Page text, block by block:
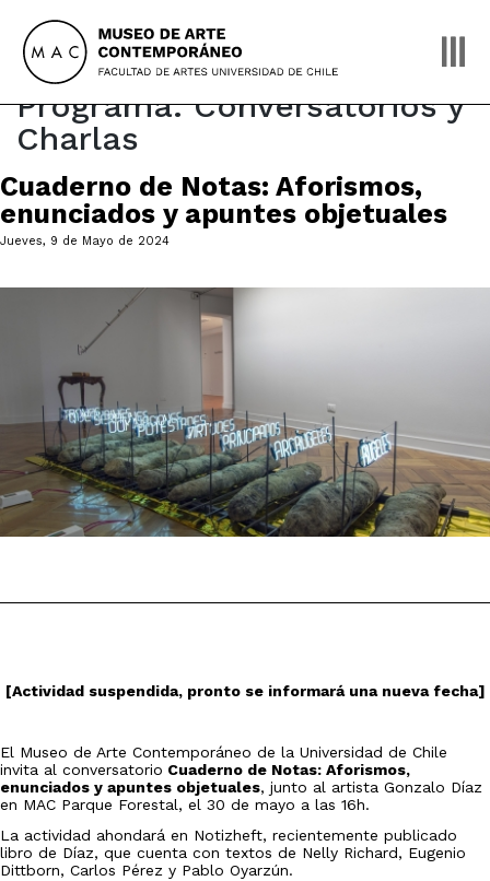
content
Programa:Conversatorios y
Charlas
Cuaderno de Notas: Aforismos,
enunciados y apuntes objetuales
Jueves, 9 de Mayo de 2024
[Actividad suspendida, pronto se informará una nueva fecha]
El Museo de Arte Contemporáneo de la Universidad de Chile
invita al conversatorio Cuaderno de Notas: Aforismos,
enunciados y apuntes objetuales, junto al artista Gonzalo Díaz
en MAC Parque Forestal, el 30 de mayo a las 16h.
La actividad ahondará en Notizheft, recientemente publicado
libro de Díaz, que cuenta con textos de Nelly Richard, Eugenio
Dittborn, Carlos Pérez y Pablo Oyarzún.